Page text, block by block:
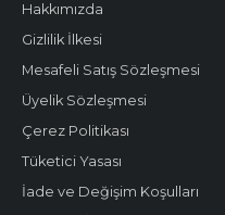
Hakkımızda
Gizlilik İlkesi
Mesafeli Satış Sözleşmesi
Üyelik Sözleşmesi
Çerez Politikası
Tüketici Yasası
İade ve Değişim Koşulları